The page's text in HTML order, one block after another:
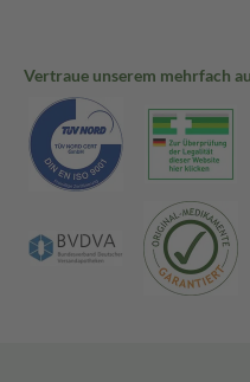
Vertraue unserem mehrfach